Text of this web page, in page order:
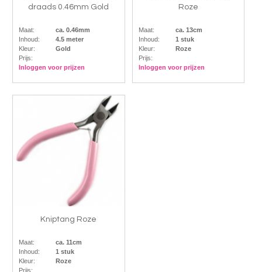
draads 0.46mm Gold
Maat:
ca. 0.46mm
Inhoud:
4.5 meter
Kleur:
Gold
Prijs:
Inloggen voor prijzen
Roze
Maat:
ca. 13cm
Inhoud:
1 stuk
Kleur:
Roze
Prijs:
Inloggen voor prijzen
Kniptang Roze
Maat:
ca. 11cm
Inhoud:
1 stuk
Kleur:
Roze
Prijs: